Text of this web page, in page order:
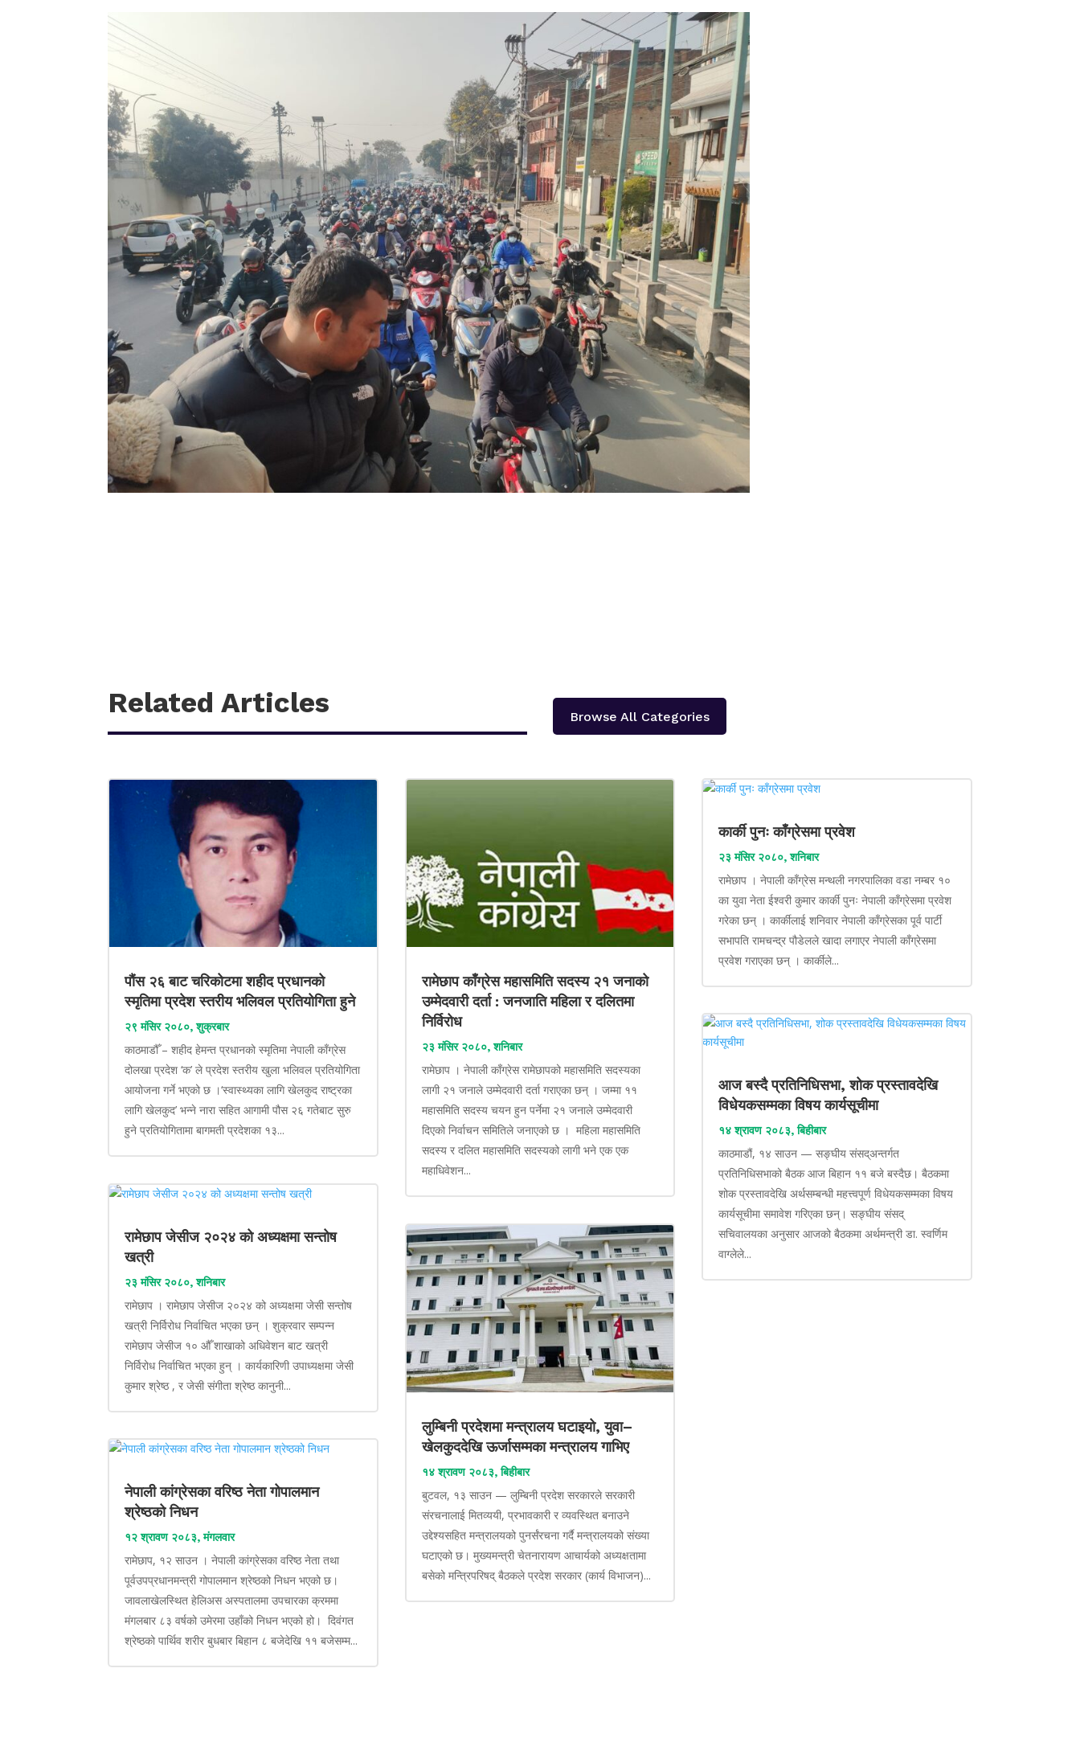
Related Articles Browse All Categories
पौंस २६ बाट चरिकोटमा शहीद प्रधानको
स्मृतिमा प्रदेश स्तरीय भलिवल प्रतियोगिता हुने
२९ मंसिर २०८०, शुक्रबार
काठमाडौँ – शहीद हेमन्त प्रधानको स्मृतिमा नेपाली काँग्रेस
दोलखा प्रदेश ‘क’ ले प्रदेश स्तरीय खुला भलिवल प्रतियोगिता
आयोजना गर्ने भएको छ ।‘स्वास्थ्यका लागि खेलकुद राष्ट्रका
लागि खेलकुद’ भन्ने नारा सहित आगामी पौस २६ गतेबाट सुरु
हुने प्रतियोगितामा बागमती प्रदेशका १३...
रामेछाप जेसीज २०२४ को अध्यक्षमा सन्तोष
खत्री
२३ मंसिर २०८०, शनिबार
रामेछाप । रामेछाप जेसीज २०२४ को अध्यक्षमा जेसी सन्तोष
खत्री निर्विरोध निर्वाचित भएका छन् । शुक्रवार सम्पन्न
रामेछाप जेसीज १० औँ शाखाको अधिवेशन बाट खत्री
निर्विरोध निर्वाचित भएका हुन् । कार्यकारिणी उपाध्यक्षमा जेसी
कुमार श्रेष्ठ , र जेसी संगीता श्रेष्ठ कानुनी...
नेपाली कांग्रेसका वरिष्ठ नेता गोपालमान
श्रेष्ठको निधन
१२ श्रावण २०८३, मंगलवार
रामेछाप, १२ साउन । नेपाली कांग्रेसका वरिष्ठ नेता तथा
पूर्वउपप्रधानमन्त्री गोपालमान श्रेष्ठको निधन भएको छ।
जावलाखेलस्थित हेलिअस अस्पतालमा उपचारका क्रममा
मंगलबार ८३ वर्षको उमेरमा उहाँको निधन भएको हो। दिवंगत
श्रेष्ठको पार्थिव शरीर बुधबार बिहान ८ बजेदेखि ११ बजेसम्म...
रामेछाप काँग्रेस महासमिति सदस्य २१ जनाको
उम्मेदवारी दर्ता : जनजाति महिला र दलितमा
निर्विरोध
२३ मंसिर २०८०, शनिबार
रामेछाप । नेपाली काँग्रेस रामेछापको महासमिति सदस्यका
लागी २१ जनाले उम्मेदवारी दर्ता गराएका छन् । जम्मा ११
महासमिति सदस्य चयन हुन पर्नेमा २१ जनाले उम्मेदवारी
दिएको निर्वाचन समितिले जनाएको छ । महिला महासमिति
सदस्य र दलित महासमिति सदस्यको लागी भने एक एक
महाधिवेशन...
लुम्बिनी प्रदेशमा मन्त्रालय घटाइयो, युवा–
खेलकुददेखि ऊर्जासम्मका मन्त्रालय गाभिए
१४ श्रावण २०८३, बिहीबार
बुटवल, १३ साउन — लुम्बिनी प्रदेश सरकारले सरकारी
संरचनालाई मितव्ययी, प्रभावकारी र व्यवस्थित बनाउने
उद्देश्यसहित मन्त्रालयको पुनर्संरचना गर्दै मन्त्रालयको संख्या
घटाएको छ। मुख्यमन्त्री चेतनारायण आचार्यको अध्यक्षतामा
बसेको मन्त्रिपरिषद् बैठकले प्रदेश सरकार (कार्य विभाजन)...
कार्की पुनः काँग्रेसमा प्रवेश
२३ मंसिर २०८०, शनिबार
रामेछाप । नेपाली काँग्रेस मन्थली नगरपालिका वडा नम्बर १०
का युवा नेता ईश्वरी कुमार कार्की पुनः नेपाली काँग्रेसमा प्रवेश
गरेका छन् । कार्कीलाई शनिवार नेपाली काँग्रेसका पूर्व पार्टी
सभापति रामचन्द्र पौडेलले खादा लगाएर नेपाली काँग्रेसमा
प्रवेश गराएका छन् । कार्कीले...
आज बस्दै प्रतिनिधिसभा, शोक प्रस्तावदेखि
विधेयकसम्मका विषय कार्यसूचीमा
१४ श्रावण २०८३, बिहीबार
काठमाडौं, १४ साउन — सङ्घीय संसद्अन्तर्गत
प्रतिनिधिसभाको बैठक आज बिहान ११ बजे बस्दैछ। बैठकमा
शोक प्रस्तावदेखि अर्थसम्बन्धी महत्त्वपूर्ण विधेयकसम्मका विषय
कार्यसूचीमा समावेश गरिएका छन्। सङ्घीय संसद्
सचिवालयका अनुसार आजको बैठकमा अर्थमन्त्री डा. स्वर्णिम
वाग्लेले...